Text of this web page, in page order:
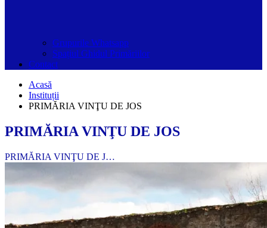
Grupurile Whatsapp
Spațiul Ghidul Primăriilor
Contact
Acasă
Instituții
PRIMĂRIA VINŢU DE JOS
PRIMĂRIA VINŢU DE JOS
PRIMĂRIA VINŢU DE J…